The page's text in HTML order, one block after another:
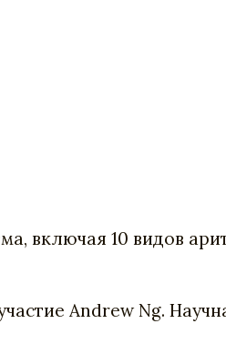
включая 10 видов
Andrew Ng.